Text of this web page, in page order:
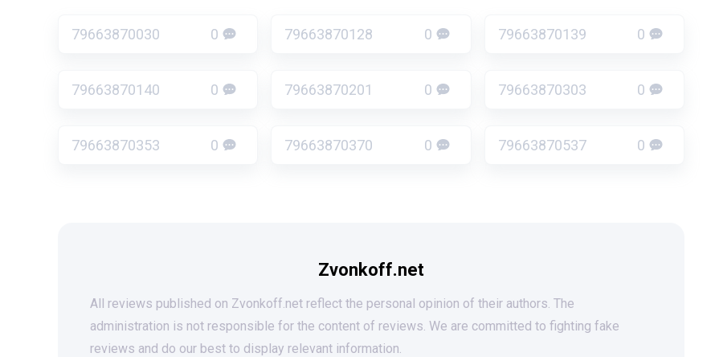
79663870030 0 79663870128 0 79663870139 0
79663870140 0 79663870201 0 79663870303 0
79663870353 0 79663870370 0 79663870537 0
Zvonkoff.net
All reviews published on Zvonkoff.net reflect the personal opinion of their authors. The
administration is not responsible for the content of reviews. We are committed to fighting fake
reviews and do our best to display relevant information.